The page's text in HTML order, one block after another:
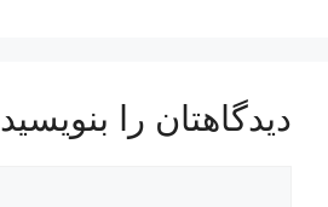
دیدگاهتان را بنویسید